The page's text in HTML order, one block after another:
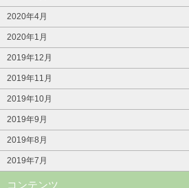
2020年4月
2020年1月
2019年12月
2019年11月
2019年10月
2019年9月
2019年8月
2019年7月
コンテンツ